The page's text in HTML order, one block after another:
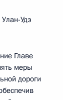
Удэ
Главе
меры
дороги